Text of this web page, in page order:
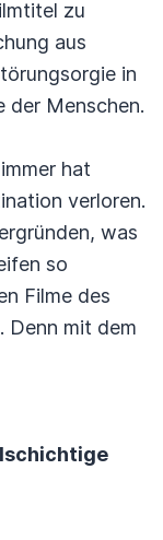
zu
aus
in
der Menschen.
hat
verloren.
was
so
Filme des
Denn mit dem